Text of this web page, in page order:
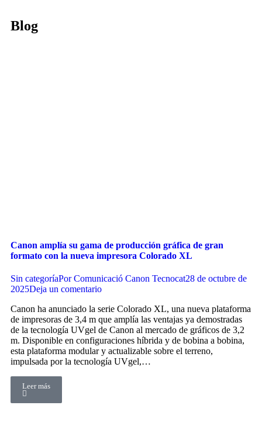
Blog
Canon amplía su gama de producción gráfica de gran
formato con la nueva impresora Colorado XL
Sin categoríaPorComunicació Canon Tecnocat28 de octubre de
2025Deja un comentario
Canon ha anunciado la serie Colorado XL, una nueva plataforma
de impresoras de 3,4 m que amplía las ventajas ya demostradas
de la tecnología UVgel de Canon al mercado de gráficos de 3,2
m. Disponible en configuraciones híbrida y de bobina a bobina,
esta plataforma modular y actualizable sobre el terreno,
impulsada por la tecnología UVgel,…
Leer más